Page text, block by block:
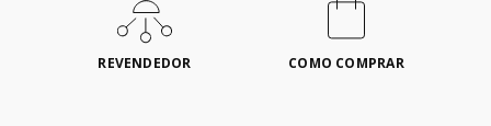
REVENDEDOR COMO COMPRAR